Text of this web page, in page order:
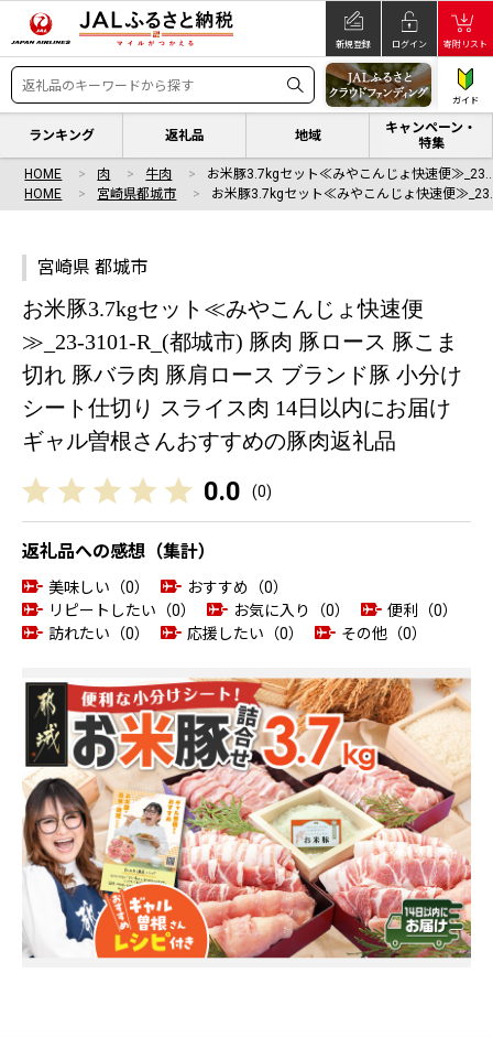
新規登録 ログイン 寄附リスト
ガイド
ランキング 返礼品 地域
キャンペーン・
特集
HOME 肉 牛肉
お米豚3.7kgセット≪みやこんじょ快速便
HOME
宮崎県都城市 お米豚3.7kgセット≪みやこんじょ快速便
宮崎県 都城市
お米豚3.7kgセット≪みやこんじょ快速便
≫_23-3101-R_(都城市) 豚肉 豚ロース 豚こま
切れ 豚バラ肉 豚肩ロース ブランド豚 小分け
シート仕切り スライス肉 14日以内にお届け
ギャル曽根さんおすすめの豚肉返礼品
0.0 (0)
返礼品への感想（集計）
美味しい（0）
おすすめ（0）
リピートしたい（0）
お気に入り（0）
便利（0）
訪れたい（0）
応援したい（0） その他（0）